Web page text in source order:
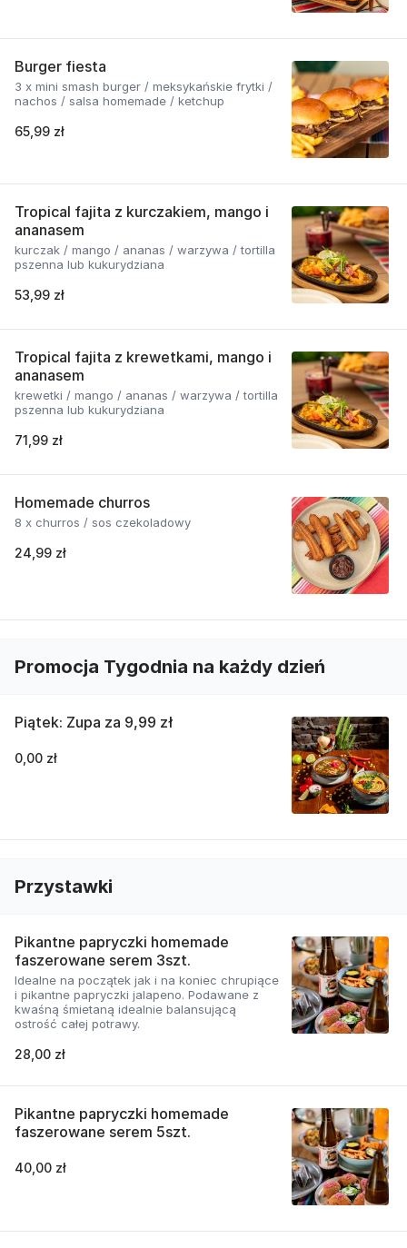
Burger fiesta
3 x mini smash burger / meksykańskie frytki /
nachos / salsa homemade / ketchup
65,99 zł
Tropical fajita z kurczakiem, mango i
ananasem
kurczak / mango / ananas / warzywa / tortilla
pszenna lub kukurydziana
53,99 zł
Tropical fajita z krewetkami, mango i
ananasem
krewetki / mango / ananas / warzywa / tortilla
pszenna lub kukurydziana
71,99 zł
Homemade churros
8 x churros / sos czekoladowy
24,99 zł
Promocja Tygodnia na każdy dzień
Piątek: Zupa za 9,99 zł
0,00 zł
Przystawki
Pikantne papryczki homemade
faszerowane serem 3szt.
Idealne na początek jak i na koniec chrupiące
i pikantne papryczki jalapeno. Podawane z
kwaśną śmietaną idealnie balansującą
ostrość całej potrawy.
28,00 zł
Pikantne papryczki homemade
faszerowane serem 5szt.
40,00 zł